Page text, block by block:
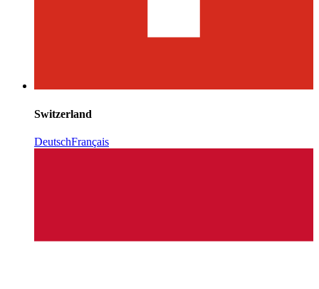
Switzerland
DeutschFrançais